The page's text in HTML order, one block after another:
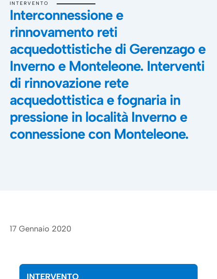
INTERVENTO
Interconnessione e
rinnovamento reti
acquedottistiche di Gerenzago e
Inverno e Monteleone. Interventi
di rinnovazione rete
acquedottistica e fognaria in
pressione in località Inverno e
connessione con Monteleone.
17 Gennaio 2020
INTERVENTO